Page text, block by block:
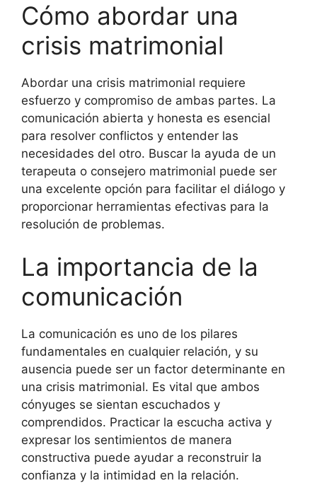
Cómo abordar una
crisis matrimonial
Abordar una crisis matrimonial requiere
esfuerzo y compromiso de ambas partes. La
comunicación abierta y honesta es esencial
para resolver conflictos y entender las
necesidades del otro. Buscar la ayuda de un
terapeuta o consejero matrimonial puede ser
una excelente opción para facilitar el diálogo y
proporcionar herramientas efectivas para la
resolución de problemas.
La importancia de la
comunicación
La comunicación es uno de los pilares
fundamentales en cualquier relación, y su
ausencia puede ser un factor determinante en
una crisis matrimonial. Es vital que ambos
cónyuges se sientan escuchados y
comprendidos. Practicar la escucha activa y
expresar los sentimientos de manera
constructiva puede ayudar a reconstruir la
confianza y la intimidad en la relación.